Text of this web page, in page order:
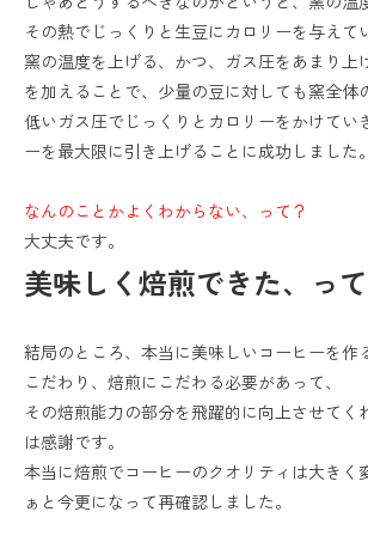
その熱でじっくりと生豆にカロリーを与えて
窯の温度を上げる、かつ、ガス圧をあまり上
を加えることで、少量の豆に対しても窯全体
低いガス圧でじっくりとカロリーをかけてい
ーを最大限に引き上げることに成功しました。
なんのことかよくわからない、って？
大丈夫です。
美味しく焙煎できた、っ
結局のところ、本当に美味しいコーヒーを作
こだわり、焙煎にこだわる必要があって、
その焙煎能力の部分を飛躍的に向上させてく
は感謝です。
本当に焙煎でコーヒーのクオリティは大きく
ぁと今更になって再確認しました。